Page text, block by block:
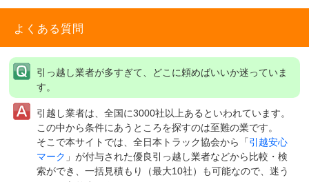
よくある質問
引っ越し業者が多すぎて、どこに頼めばいいか迷っていま
す。
引越し業者は、全国に3000社以上あるといわれています。
この中から条件にあうところを探すのは至難の業です。
そこで本サイトでは、全日本トラック協会から「引越安心
マーク 」が付与された優良引っ越し業者などから比較・検
索ができ、一括見積もり（最大10社）も可能なので、迷う